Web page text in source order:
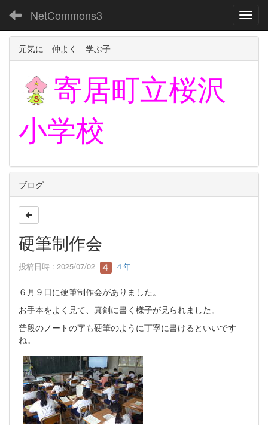
NetCommons3
元気に 仲よく 学ぶ子
寄居町立桜沢
小学校
ブログ
硬筆制作会
投稿日時 : 2025/07/02 ４年
６月９日に硬筆制作会がありました。
お手本をよく見て、真剣に書く様子が見られました。
普段のノートの字も硬筆のように丁寧に書けるといいです
ね。